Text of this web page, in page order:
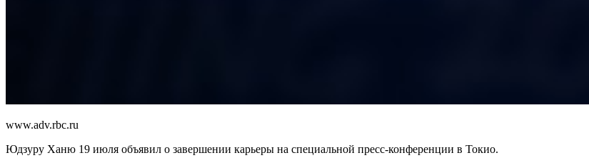
www.adv.rbc.ru
Юдзуру Ханю 19 июля объявил о завершении карьеры на специальной пресс-конференции в Токио.